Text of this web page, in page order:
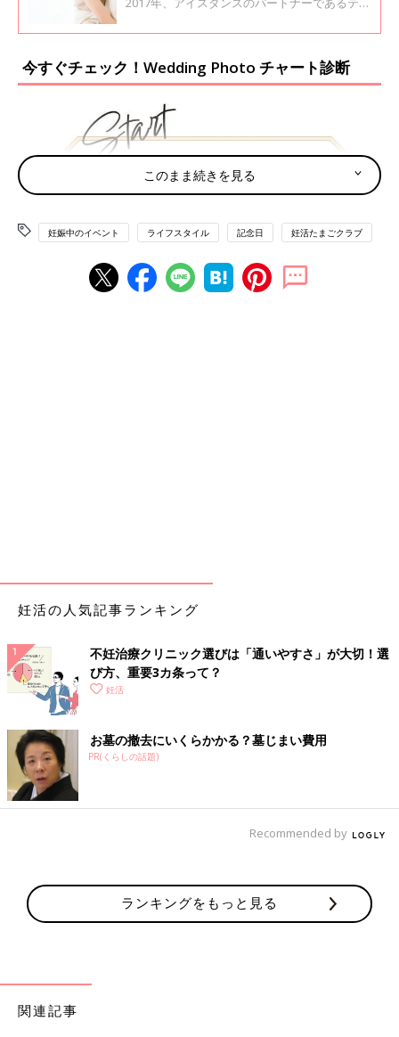
して2023年、卵子凍結という決断をしました。
を追いながら、未来の自分のために行った選
択。約7年の夫婦の歩みと今の想いを語ってい
ただきました。
今すぐチェック！Wedding Photo チャート診断
診断結果【C】を見る 診断結果【D】を見る
このまま続きを見る
妊娠中のイベント ライフスタイル 記念日 妊活たまごクラブ
妊活の人気記事ランキング
不妊治療クリニック選びは「通いやすさ」が大切！選
び方、重要3カ条って？
妊活
お墓の撤去にいくらかかる？墓じまい費用
PR(くらしの話題)
Recommended by
ランキングをもっと見る
関連記事